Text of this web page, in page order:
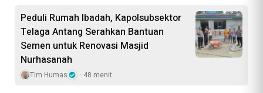
Peduli Rumah Ibadah, Kapolsubsektor
Telaga Antang Serahkan Bantuan
Semen untuk Renovasi Masjid
Nurhasanah
Tim Humas 48 menit